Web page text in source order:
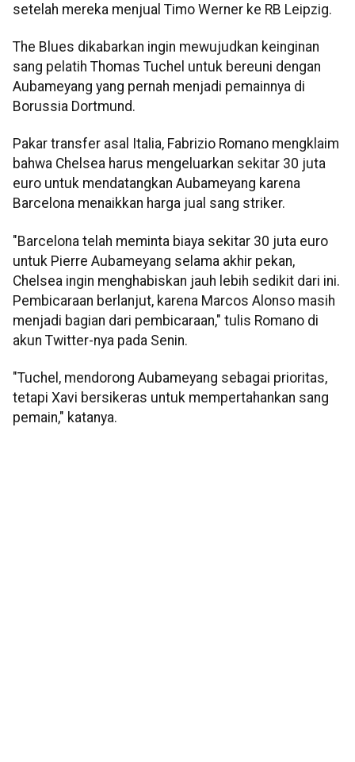
setelah mereka menjual Timo Werner ke RB Leipzig.
The Blues dikabarkan ingin mewujudkan keinginan
sang pelatih Thomas Tuchel untuk bereuni dengan
Aubameyang yang pernah menjadi pemainnya di
Borussia Dortmund.
Pakar transfer asal Italia, Fabrizio Romano mengklaim
bahwa Chelsea harus mengeluarkan sekitar 30 juta
euro untuk mendatangkan Aubameyang karena
Barcelona menaikkan harga jual sang striker.
"Barcelona telah meminta biaya sekitar 30 juta euro
untuk Pierre Aubameyang selama akhir pekan,
Chelsea ingin menghabiskan jauh lebih sedikit dari ini.
Pembicaraan berlanjut, karena Marcos Alonso masih
menjadi bagian dari pembicaraan," tulis Romano di
akun Twitter-nya pada Senin.
"Tuchel, mendorong Aubameyang sebagai prioritas,
tetapi Xavi bersikeras untuk mempertahankan sang
pemain," katanya.